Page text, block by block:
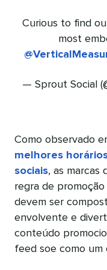
Curious to find
most
— Sprout Social
Como observado
melhores
sociais, as marcas
regra de
devem ser
envolvente e
conteúdo
feed soe como um